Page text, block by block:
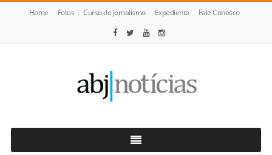
Home Fotos Curso de Jornalismo Expediente Fale Conosco
Notícias